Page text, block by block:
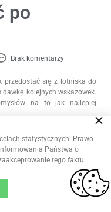
po
Brak komentarzy
przedostać się z lotniska do
dawkę kolejnych wskazówek.
na to jak najlepiej
na tym, że wszędzie chcę
– moim najlepszym
i licząca kroki! Ateny to
tysięcy aż w końcu tracisz
kilkugodzinna regeneracja
na mapę może Wam się
jest krótki i szybki do
statystycznych. Prawo
Państwa o
tego faktu.